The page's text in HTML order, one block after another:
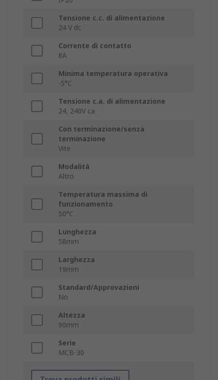
Tensione c.c. di alimentazione
24 V dc
Corrente di contatto
8A
Minima temperatura operativa
-5°C
Tensione c.a. di alimentazione
24, 240V ca
Con terminazione/senza
terminazione
Vite
Modalità
Altro
Temperatura massima di
funzionamento
50°C
Lunghezza
58mm
Larghezza
19mm
Standard/Approvazioni
No
Altezza
90mm
Serie
MCB-30